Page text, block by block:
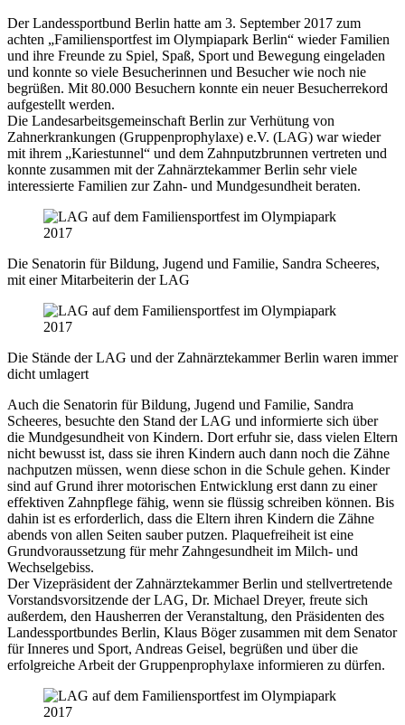
Der Landessportbund Berlin hatte am 3. September 2017 zum
achten „Familiensportfest im Olympiapark Berlin“ wieder Familien
und ihre Freunde zu Spiel, Spaß, Sport und Bewegung eingeladen
und konnte so viele Besucherinnen und Besucher wie noch nie
begrüßen. Mit 80.000 Besuchern konnte ein neuer Besucherrekord
aufgestellt werden.
Die Landesarbeitsgemeinschaft Berlin zur Verhütung von
Zahnerkrankungen (Gruppenprophylaxe) e.V. (LAG) war wieder
mit ihrem „Kariestunnel“ und dem Zahnputzbrunnen vertreten und
konnte zusammen mit der Zahnärztekammer Berlin sehr viele
interessierte Familien zur Zahn- und Mundgesundheit beraten.
Die Senatorin für Bildung, Jugend und Familie, Sandra Scheeres,
mit einer Mitarbeiterin der LAG
Die Stände der LAG und der Zahnärztekammer Berlin waren immer
dicht umlagert
Auch die Senatorin für Bildung, Jugend und Familie, Sandra
Scheeres, besuchte den Stand der LAG und informierte sich über
die Mundgesundheit von Kindern. Dort erfuhr sie, dass vielen Eltern
nicht bewusst ist, dass sie ihren Kindern auch dann noch die Zähne
nachputzen müssen, wenn diese schon in die Schule gehen. Kinder
sind auf Grund ihrer motorischen Entwicklung erst dann zu einer
effektiven Zahnpflege fähig, wenn sie flüssig schreiben können. Bis
dahin ist es erforderlich, dass die Eltern ihren Kindern die Zähne
abends von allen Seiten sauber putzen. Plaquefreiheit ist eine
Grundvoraussetzung für mehr Zahngesundheit im Milch- und
Wechselgebiss.
Der Vizepräsident der Zahnärztekammer Berlin und stellvertretende
Vorstandsvorsitzende der LAG, Dr. Michael Dreyer, freute sich
außerdem, den Hausherren der Veranstaltung, den Präsidenten des
Landessportbundes Berlin, Klaus Böger zusammen mit dem Senator
für Inneres und Sport, Andreas Geisel, begrüßen und über die
erfolgreiche Arbeit der Gruppenprophylaxe informieren zu dürfen.